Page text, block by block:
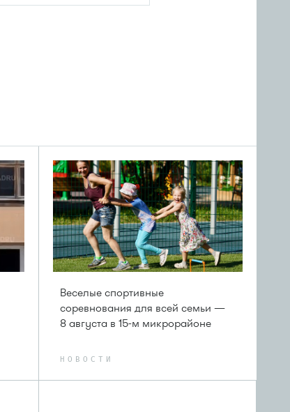
Веселые спортивные
соревнования для всей семьи —
8 августа в 15-м микрорайоне
НОВОСТИ